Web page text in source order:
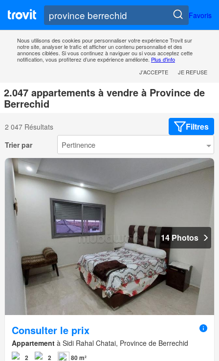
Favoris
Nous utilisons des cookies pour personnaliser votre expérience Trovit sur
notre site, analyser le trafic et afficher un contenu personnalisé et des
annonces ciblées. Si vous continuez à naviguer ou si vous acceptez cette
notification, vous profiterez d’une expérience améliorée. Plus d'info
J'ACCEPTE
JE REFUSE
2.047 appartements à vendre à Province de
Berrechid
2 047 Résultats Filtres
Trier par
14 Photos
Consulter le prix
Appartement à Sidi Rahal Chatai, Province de Berrechid
2 2 80 m²